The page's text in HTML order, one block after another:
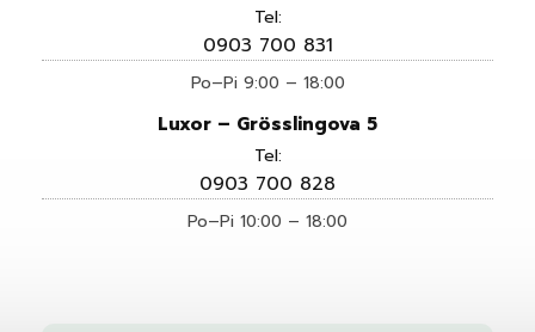
Tel:
0903 700 831
Po–Pi 9:00 – 18:00
Luxor – Grösslingova 5
Tel:
0903 700 828
Po–Pi 10:00 – 18:00